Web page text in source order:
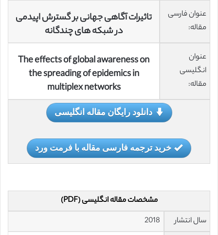
عنوان فارسی
مقاله:
تاثیرات آگاهی جهانی بر گسترش اپیدمی
در شبکه های چندگانه
عنوان
انگلیسی
مقاله:
The effects of global awareness on
the spreading of epidemics in
multiplex networks
دانلود رایگان مقاله انگلیسی
خرید ترجمه فارسی مقاله با فرمت ورد
مشخصات مقاله انگلیسی (PDF)
سال انتشار
2018